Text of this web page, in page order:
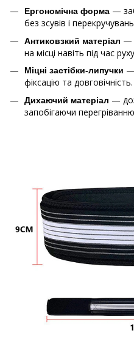
Ергономічна форма —
без зсувів і
Антиковзкий матеріал —
на місці навіть під час
Міцні застібки-липучки —
фіксацію та довговічність.
Дихаючий матеріал —
запобігаючи